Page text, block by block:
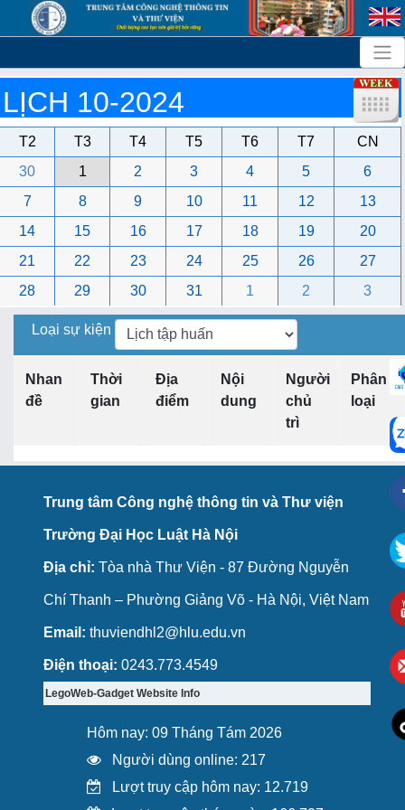
LỊCH 10-2024
T2 T3 T4 T5 T6 T7
CN
30
1 2 3 4 5
6
7
8 9 10 11 12
13
14
15 16 17 18 19
20
21
22 23 24 25 26
27
28
29 30 31 1 2 3
Loại sự kiện
Nhan
đề
Thời
gian
Địa
điểm
Nội
dung
Người
chủ
trì
Phân
loại
Trung tâm Công nghệ thông tin và Thư viện
Trường Đại Học Luật Hà Nội
Địa chỉ: Tòa nhà Thư Viện - 87 Đường Nguyễn
Chí Thanh – Phường Giảng Võ - Hà Nội, Việt Nam
Email: thuviendhl2@hlu.edu.vn
Điện thoại: 0243.773.4549
LegoWeb-Gadget Website Info
Hôm nay: 09 Tháng Tám 2026
Người dùng online: 217
Lượt truy cập hôm nay: 12.719